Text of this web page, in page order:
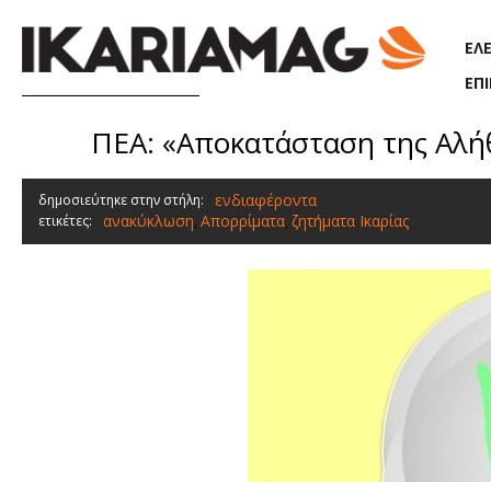
ΠΕΑ: «Αποκατάσταση της
δημοσιεύτηκε στην στήλη: ενδιαφέροντα
ετικέτες: ανακύκλωση, Απορρίματα, ζητήματα Ικαρίας